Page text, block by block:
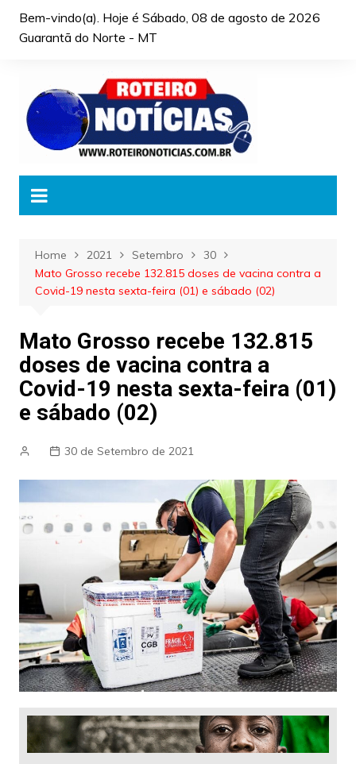
Bem-vindo(a). Hoje é Sábado, 08 de agosto de 2026
Guarantã do Norte - MT
Home 2021 Setembro
30
Mato Grosso recebe 132.815 doses de vacina contra a
Covid-19 nesta sexta-feira (01) e sábado (02)
Mato Grosso recebe 132.815
doses de vacina contra a
Covid-19 nesta sexta-feira (01)
e sábado (02)
30 de Setembro de 2021